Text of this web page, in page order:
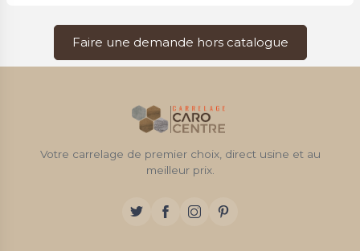
Faire une demande hors catalogue
Votre carrelage de premier choix, direct usine et au
meilleur prix.